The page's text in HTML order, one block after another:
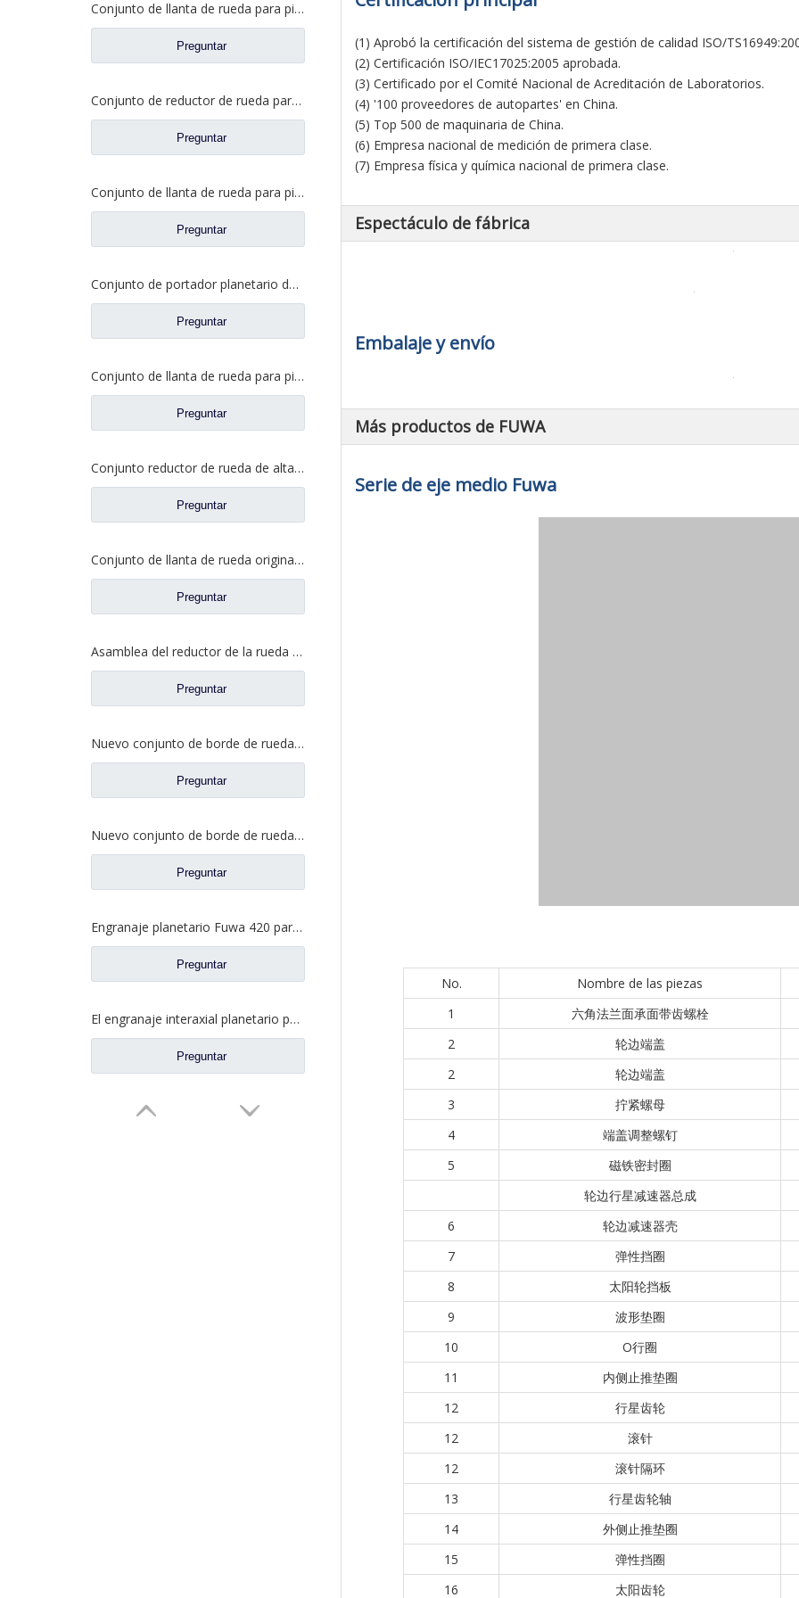
Conjunto de llanta de rueda para piezas de camiones Foton Auman QT300S52-2405000
Preguntar
Conjunto de reductor de rueda para repuestos W2405011F02C de Pengxiang Benz F02C
Preguntar
Conjunto de llanta de rueda para piezas de camiones Foton Auman HFF2405054CK2BZ
Preguntar
Conjunto de portador planetario de llanta de rueda para repuestos 2405035-DP128 de FAW Jiefang
Preguntar
Conjunto de llanta de rueda para piezas de camiones Foton Auman HFF2405054CK2BZ-1
Preguntar
Conjunto reductor de rueda de alta calidad para repuestos FAW Aowei 2405035-A6E
Preguntar
Conjunto de llanta de rueda original para FAW Aowei Auto Truck Repuestos 2405035-AOE
Preguntar
Asamblea del reductor de la rueda para los recambios 2405-5801824432 del camión de Saic Hongyan H8B
Preguntar
Nuevo conjunto de borde de rueda AC16 para Sinotruk HOWO Auto Truck Parts AZ9981340370
Preguntar
Nuevo conjunto de borde de rueda AC16 para Sinotruk HOWO Auto Truck Parts AZ7129340070
Preguntar
Engranaje planetario Fuwa 420 para piezas de camiones Fuwa CF0401M0-9
Preguntar
El engranaje interaxial planetario para el eje trasero de Fuhua parte CF0040M0-8
Preguntar
(1) Aprobó la certificación del sistema de gestión de calidad ISO/
(2) Certificación ISO/IEC17025:2005 aprobada.
(3) Certificado por el Comité Nacional de Acreditación de Laboratorios.
(4) '100 proveedores de autopartes' en China.
(5) Top 500 de maquinaria de China.
(6) Empresa nacional de medición de primera clase.
(7) Empresa física y química nacional de primera clase.
Espectáculo de fábrica
Embalaje y envío
Más productos de FUWA
Serie de eje medio Fuwa
No.
Nombre de las piezas
1
六角法兰面承面带齿螺栓
2
轮边端盖
2
轮边端盖
3
拧紧螺母
4
端盖调整螺钉
5
磁铁密封圈
轮边行星减速器总成
6
轮边减速器壳
7
弹性挡圈
8
太阳轮挡板
9
波形垫圈
10
O行圈
11
内侧止推垫圈
12
行星齿轮
12
滚针
12
滚针隔环
13
行星齿轮轴
14
外侧止推垫圈
15
弹性挡圈
16
太阳齿轮